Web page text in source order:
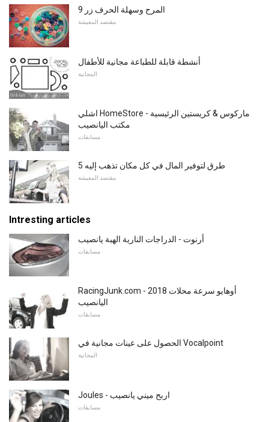
9 المرح وسهلة الحرف زر
مقتصد المعيشة
أنشطة قابلة للطباعة مجانية للأطفال
المجانية
اشلي HomeStore - ماركوس & كريستين الرئيسية
مكتب اليانصيب
مسابقات
5 طرق لتوفير المال في كل مكان تذهب إليه
مقتصد المعيشة
Intresting articles
أرنوت - الدراجات النارية الهبة يانصيب
مسابقات
RacingJunk.com - 2018 أوهايو سرعة محلات
اليانصيب
مسابقات
الحصول على عينات مجانية في Vocalpoint
المجانية
Joules - اربح ميني يانصيب
مسابقات